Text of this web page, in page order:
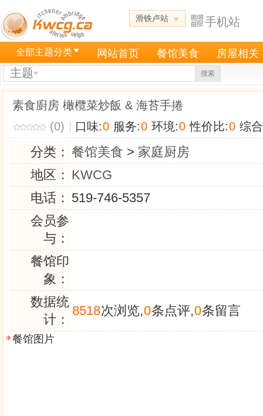
滑铁卢站 手机站
全部主题分类 网站首页 餐馆美食 房屋相关
主题 搜索
素食廚房 橄欖菜炒飯 & 海苔手捲
(0)
口味:0 服务:0 环境:0 性价比:0 综
分类： 餐馆美食 > 家庭厨房
地区： KWCG
电话： 519-746-5357
会员参
与：
餐馆印
象：
数据统
计：
8518次浏览,0条点评,0条留言
餐馆图片